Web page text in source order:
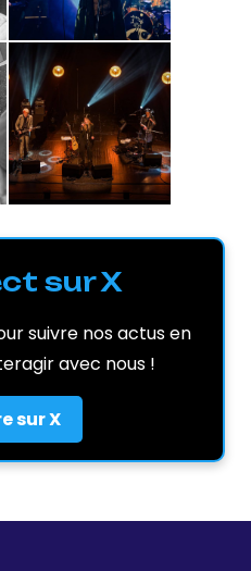
sur X
suivre nos actus en
avec nous !
sur X